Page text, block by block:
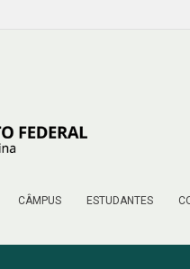
CÂMPUS ESTUDANTES